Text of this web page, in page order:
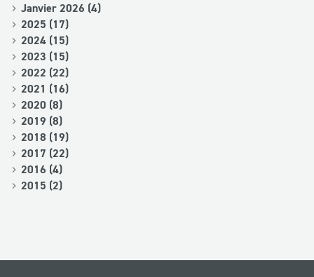
Janvier 2026 (4)
2025 (17)
2024 (15)
2023 (15)
2022 (22)
2021 (16)
2020 (8)
2019 (8)
2018 (19)
2017 (22)
2016 (4)
2015 (2)